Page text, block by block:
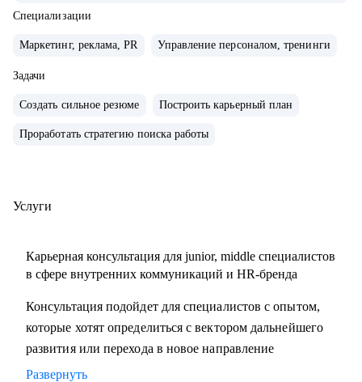
концепции бренда работодателя
человек для внешних и внутренних участников
• сейчас развиваю бренд работодателя в лидере HR-tech
России.
развития HR-бренда
• сформулировать карьерную цель и разработать план для
необходимые для достижения этой цели
внутренних коммуникаций, HR-бренда или
корпоративного event-менеджера, особенно в ИТ-сферу
• подготовить или переработать кейсы для поиска работы
• разработать стратегию поиска работы или роста внутри
Специализации
Маркетинг, реклама, PR Управление персоналом, тренинги
Задачи
Создать сильное резюме Построить карьерный план
Проработать стратегию поиска работы
Услуги
Карьерная консультация для junior, middle специалистов
в сфере внутренних коммуникаций и HR-бренда
Консультация подойдет для специалистов с опытом,
которые хотят определиться с вектором дальнейшего
развития или перехода в новое направление
Развернуть